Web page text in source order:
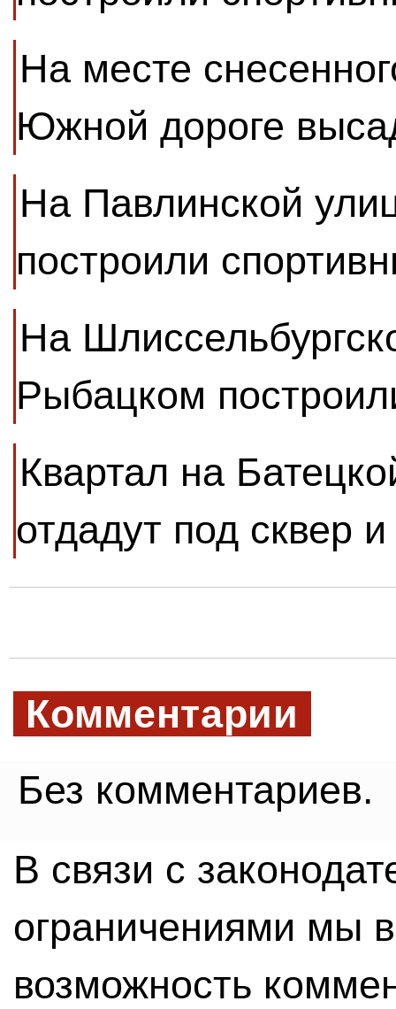
На месте
Южной дороге
На Павлинской
построили
На
Рыбацком
Квартал на
отдадут под сквер
Комментарии
Без комментариев.
В связи с
ограничениями мы
возможность